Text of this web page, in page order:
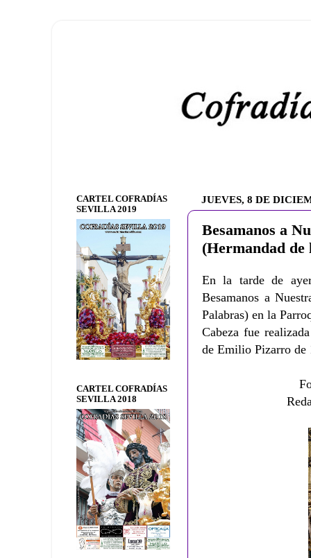
JUEVES, 8 DE
Besamanos a
(Hermandad de
En la tarde de
Besamanos a
Palabras) en la
Cabeza fue
de Emilio Pizarro de
CARTEL COFRADÍAS
SEVILLA 2019
CARTEL COFRADÍAS
SEVILLA 2018